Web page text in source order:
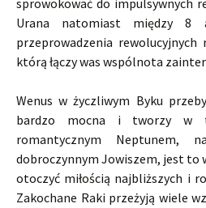
sprowokować do impulsywnych
Urana natomiast między
przeprowadzenia
którą łączy was wspólnota
Wenus w życzliwym Byku
bardzo mocna i tworzy w
romantycznym Neptunem,
dobroczynnym Jowiszem, jest to
otoczyć miłością najbliższych i
Zakochane Raki przeżyją wiele